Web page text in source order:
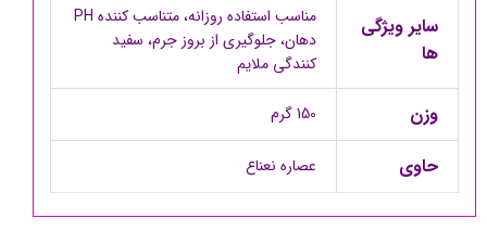
سایر ویژگی
ها
مناسب استفاده روزانه، متناسب کننده PH
دهان، جلوگیری از بروز جرم، سفید
کنندگی ملایم
وزن 150 گرم
حاوی عصاره نعناع